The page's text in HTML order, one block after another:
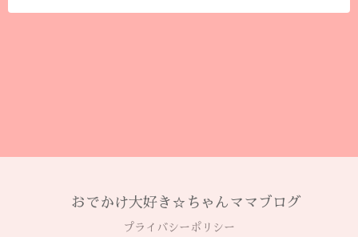
おでかけ大好き☆ちゃんママブログ
プライバシーポリシー